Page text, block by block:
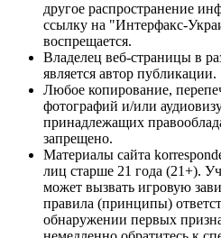
другое распространение
ссылку на "Интерфакс-
воспрещается.
Владелец веб-страницы в
является автор публикации.
Любое копирование,
фотографий и/или
принадлежащих
запрещено.
Материалы сайта
лиц старше 21 года (21+).
может вызвать игровую
правила (принципы)
обнаружении первых